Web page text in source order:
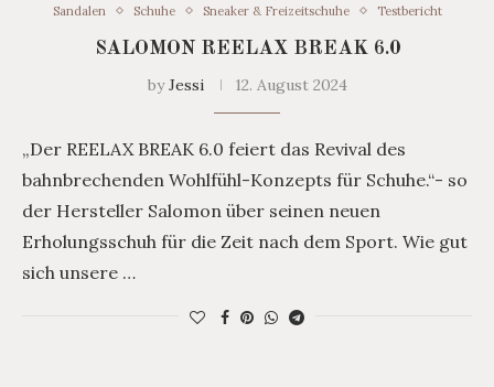
Sandalen Schuhe Sneaker & Freizeitschuhe Testbericht
SALOMON REELAX BREAK 6.0
byJessi 12. August 2024
„Der REELAX BREAK 6.0 feiert das Revival des
bahnbrechenden Wohlfühl-Konzepts für Schuhe.“- so
der Hersteller Salomon über seinen neuen
Erholungsschuh für die Zeit nach dem Sport. Wie gut
sich unsere …